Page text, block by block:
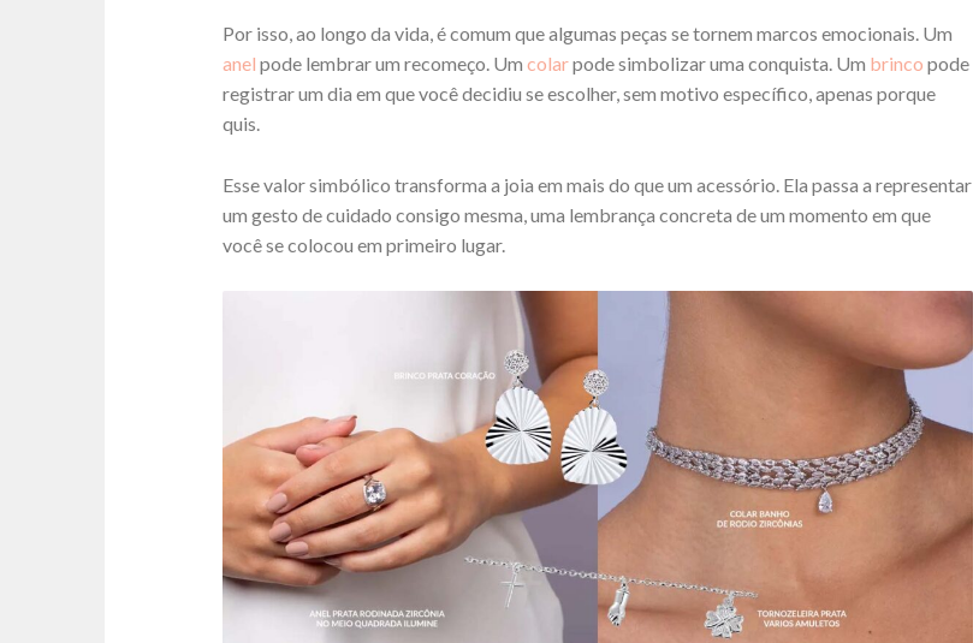
Por isso, ao longo da vida, é comum que algumas peças se tornem marcos emocionais. Um
anel pode lembrar um recomeço. Um colarpode simbolizar uma conquista. Um brinco pode
registrar um dia em que você decidiu se escolher, sem motivo específico, apenas porque
quis.
Esse valor simbólico transforma a joia em mais do que um acessório. Ela passa a representar
um gesto de cuidado consigo mesma, uma lembrança concreta de um momento em que
você se colocou em primeiro lugar.